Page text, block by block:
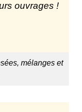
ouvrages !
mélanges et